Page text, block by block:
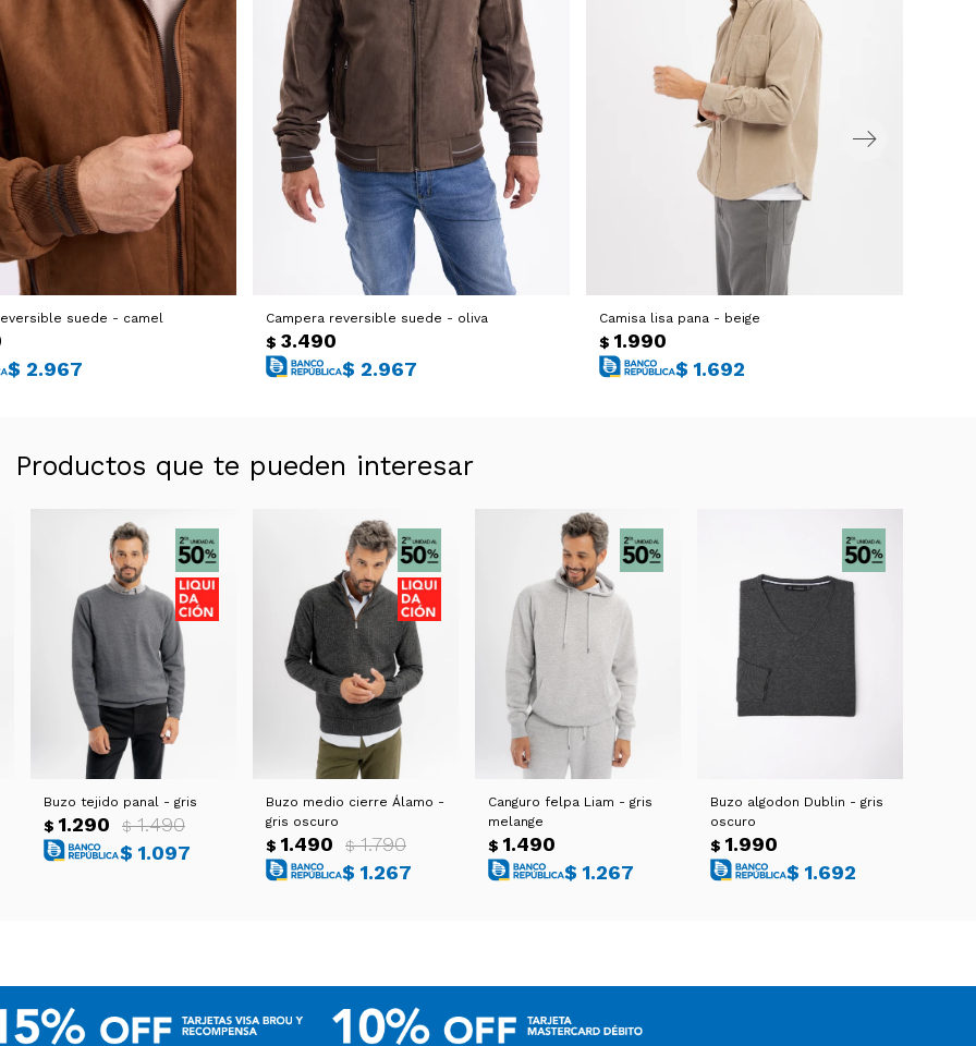
suede - camel
$ 2.967
Campera reversible suede - oliva
$ 3.490
$ 2.967
Camisa lisa pana - beige
$ 1.990
$ 1.692
Productos que te pueden interesar
Buzo tejido panal - gris
$ 1.290 $ 1.490
$ 1.097
Buzo medio cierre Álamo -
gris oscuro
$ 1.490 $ 1.790
$ 1.267
Canguro felpa Liam - gris
melange
$ 1.490
$ 1.267
Buzo algodon Dublin - gris
oscuro
$ 1.990
$ 1.692